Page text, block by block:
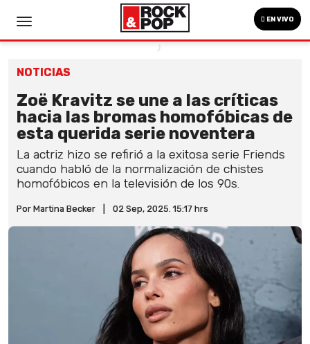
EN VIVO
NOTICIAS
Zoë Kravitz se une a las críticas
hacia las bromas homofóbicas de
esta querida serie noventera
La actriz hizo se refirió a la exitosa serie Friends
cuando habló de la normalización de chistes
homofóbicos en la televisión de los 90s.
Por Martina Becker 02 Sep, 2025. 15:17 hrs